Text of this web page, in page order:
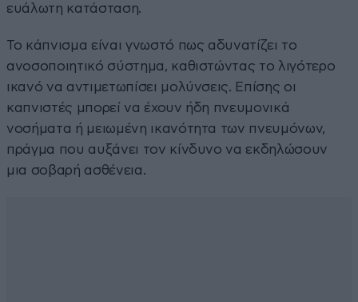
ευάλωτη κατάσταση.
Το κάπνισμα είναι γνωστό πως αδυνατίζει το
ανοσοποιητικό σύστημα, καθιστώντας το λιγότερο
ικανό να αντιμετωπίσει μολύνσεις. Επίσης οι
καπνιστές μπορεί να έχουν ήδη πνευμονικά
νοσήματα ή μειωμένη ικανότητα των πνευμόνων,
πράγμα που αυξάνει τον κίνδυνο να εκδηλώσουν
μια σοβαρή ασθένεια.